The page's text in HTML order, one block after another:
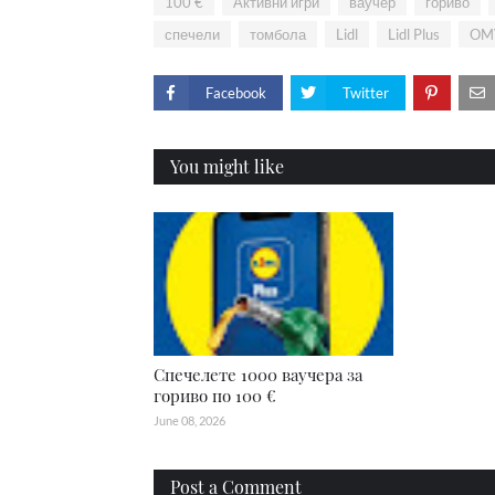
спечели
томбола Lidl Lidl Plus
Facebook Twitter
You might like
Спечелете 1000 ваучера за
гориво по 100 €
June 08, 2026
Post a Comment